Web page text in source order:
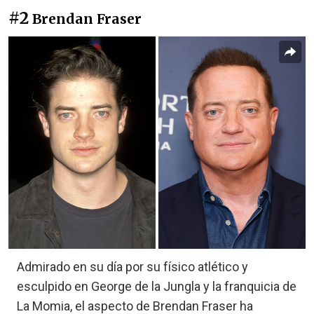
#2 Brendan Fraser
Admirado en su día por su físico atlético y
esculpido en George de la Jungla y la franquicia de
La Momia, el aspecto de Brendan Fraser ha